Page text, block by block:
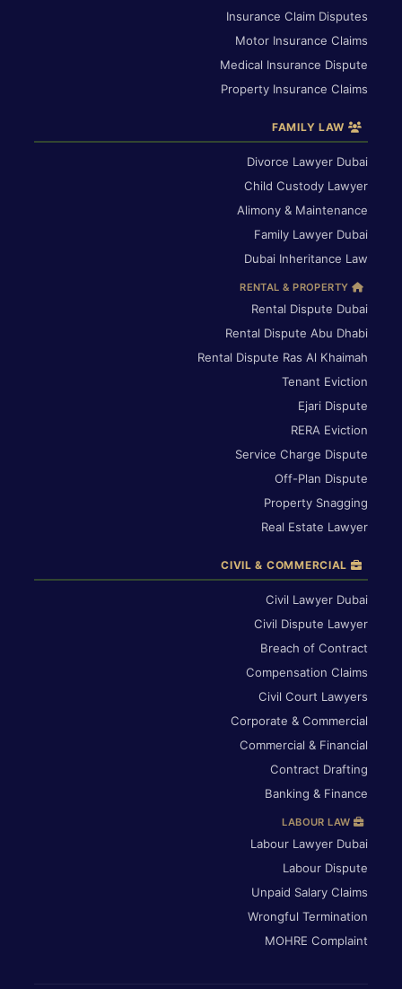
Insurance Claim Disputes
Motor Insurance Claims
Medical Insurance Dispute
Property Insurance Claims
Divorce Lawyer Dubai
Child Custody Lawyer
Alimony & Maintenance
Family Lawyer Dubai
Dubai Inheritance Law
RENTAL & PROPERTY
Rental Dispute Dubai
Rental Dispute Abu Dhabi
Rental Dispute Ras Al Khaimah
Tenant Eviction
Ejari Dispute
RERA Eviction
Service Charge Dispute
Off-Plan Dispute
Property Snagging
Real Estate Lawyer
Civil Lawyer Dubai
Civil Dispute Lawyer
Breach of Contract
Compensation Claims
Civil Court Lawyers
Corporate & Commercial
Commercial & Financial
Contract Drafting
Banking & Finance
LABOUR LAW
Labour Lawyer Dubai
Labour Dispute
Unpaid Salary Claims
Wrongful Termination
MOHRE Complaint